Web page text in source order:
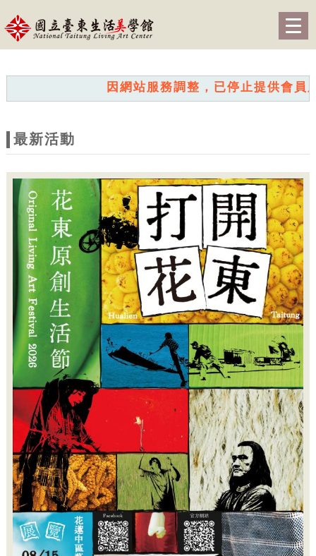
網
站
主
題
因網站服務調整，已停止提供會員服務
最新活動